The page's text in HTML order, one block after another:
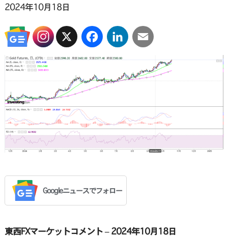
2024年10月18日
X FacebookLinkedIn
Googleニュースでフォロー
東西FXマーケットコメント – 2024年10月18日